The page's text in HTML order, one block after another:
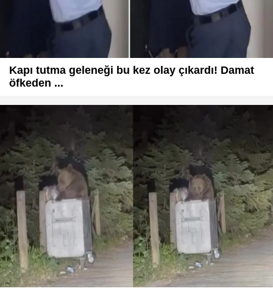
Kapı tutma geleneği bu kez olay çıkardı! Damat
öfkeden ...